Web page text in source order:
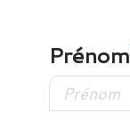
Prénom